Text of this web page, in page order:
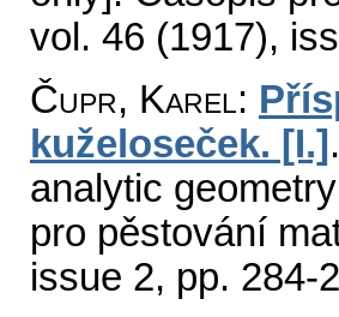
vol. 46 (1917),
Čupr, Karel:
kuželoseček. [I.]
analytic
pro pěstování
issue 2, pp. 284-